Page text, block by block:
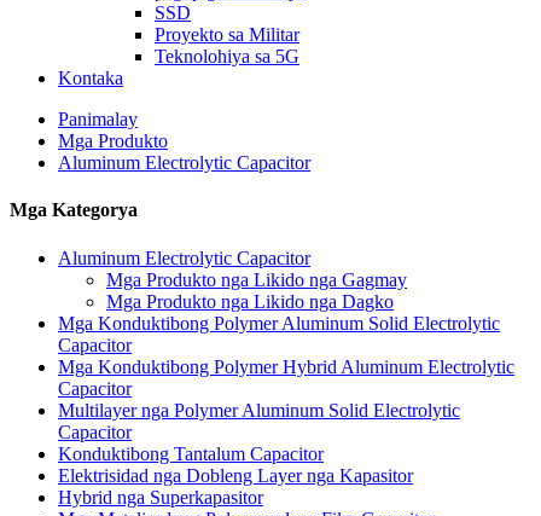
SSD
Proyekto sa Militar
Teknolohiya sa 5G
Kontaka
Panimalay
Mga Produkto
Aluminum Electrolytic Capacitor
Mga Kategorya
Aluminum Electrolytic Capacitor
Mga Produkto nga Likido nga Gagmay
Mga Produkto nga Likido nga Dagko
Mga Konduktibong Polymer Aluminum Solid Electrolytic
Capacitor
Mga Konduktibong Polymer Hybrid Aluminum Electrolytic
Capacitor
Multilayer nga Polymer Aluminum Solid Electrolytic
Capacitor
Konduktibong Tantalum Capacitor
Elektrisidad nga Dobleng Layer nga Kapasitor
Hybrid nga Superkapasitor